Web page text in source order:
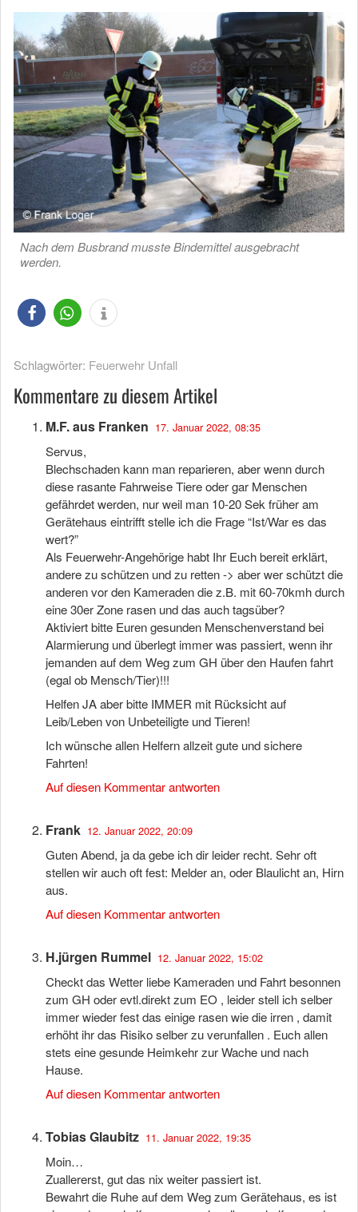
Nach dem Busbrand musste Bindemittel ausgebracht
werden.
Schlagwörter: Feuerwehr Unfall
Kommentare zu diesem Artikel
M.F. aus Franken 17. Januar 2022, 08:35
Servus,
Blechschaden kann man reparieren, aber wenn durch
diese rasante Fahrweise Tiere oder gar Menschen
gefährdet werden, nur weil man 10-20 Sek früher am
Gerätehaus eintrifft stelle ich die Frage “Ist/War es das
wert?”
Als Feuerwehr-Angehörige habt Ihr Euch bereit erklärt,
andere zu schützen und zu retten -> aber wer schützt die
anderen vor den Kameraden die z.B. mit 60-70kmh durch
eine 30er Zone rasen und das auch tagsüber?
Aktiviert bitte Euren gesunden Menschenverstand bei
Alarmierung und überlegt immer was passiert, wenn ihr
jemanden auf dem Weg zum GH über den Haufen fahrt
(egal ob Mensch/Tier)!!!
Helfen JA aber bitte IMMER mit Rücksicht auf
Leib/Leben von Unbeteiligte und Tieren!
Ich wünsche allen Helfern allzeit gute und sichere
Fahrten!
Auf diesen Kommentar antworten
Frank 12. Januar 2022, 20:09
Guten Abend, ja da gebe ich dir leider recht. Sehr oft
stellen wir auch oft fest: Melder an, oder Blaulicht an, Hirn
aus.
Auf diesen Kommentar antworten
H.jürgen Rummel 12. Januar 2022, 15:02
Checkt das Wetter liebe Kameraden und Fahrt besonnen
zum GH oder evtl.direkt zum EO , leider stell ich selber
immer wieder fest das einige rasen wie die irren , damit
erhöht ihr das Risiko selber zu verunfallen . Euch allen
stets eine gesunde Heimkehr zur Wache und nach
Hause.
Auf diesen Kommentar antworten
Tobias Glaubitz 11. Januar 2022, 19:35
Moin…
Zuallererst, gut das nix weiter passiert ist.
Bewahrt die Ruhe auf dem Weg zum Gerätehaus, es ist